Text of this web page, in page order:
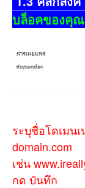
บล็อคของคุณ
ระบุชื่อโดเมน
domain.com
เช่น
กด บันทึก